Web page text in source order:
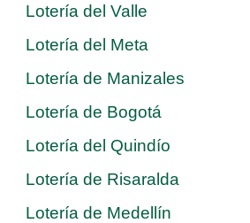
Lotería del Valle
Lotería del Meta
Lotería de Manizales
Lotería de Bogotá
Lotería del Quindío
Lotería de Risaralda
Lotería de Medellín